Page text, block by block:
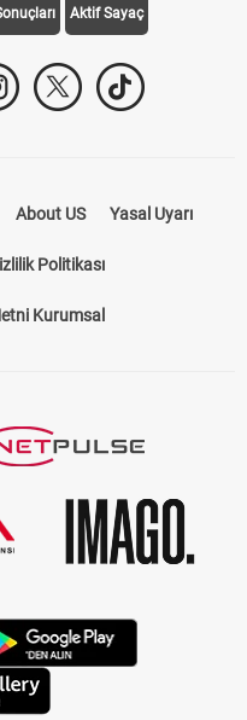
Aktif Sayaç
About US Yasal Uyarı
Politikası
Kurumsal